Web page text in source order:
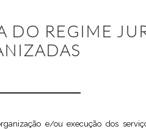
DO REGIME
e/ou execução dos